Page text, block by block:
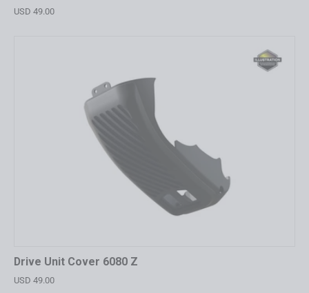
USD 49.00
Drive Unit Cover 6080 Z
USD 49.00